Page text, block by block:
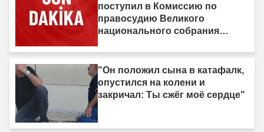
поступил в Комиссию по
правосудию Великого
национального собрания
"Он положил сына в катафалк,
опустился на колени и
закричал: Ты сжёг моё сердце"